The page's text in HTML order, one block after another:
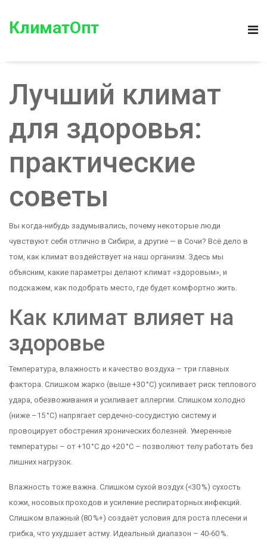
КлиматОпт
Лучший климат
для здоровья:
практические
советы
Вы когда‑нибудь задумывались, почему некоторые люди
чувствуют себя отлично в Сибири, а другие — в Сочи? Всё дело в
том, как климат воздействует на наш организм. Здесь мы
объясним, какие параметры делают климат «здоровым», и
подскажем, как подобрать место, где будет комфортно жить.
Как климат влияет на
здоровье
Температура, влажность и качество воздуха – три главных
фактора. Слишком жарко (выше +30 °C) усиливает риск теплового
удара, обезвоживания и усиливает аллергии. Слишком холодно
(ниже –15 °C) напрягает сердечно‑сосудистую систему и
провоцирует обострения хронических болезней. Умеренные
температуры – от +10 °C до +20 °C – позволяют телу работать без
лишних нагрузок.
Влажность тоже важна. Слишком сухой воздух (<30 %) сухость
кожи, носовых проходов и усиление респираторных инфекций.
Слишком влажный (80 %+) создаёт условия для роста плесени и
грибка, что ухудшает астму. Идеальный диапазон – 40‑60 %.